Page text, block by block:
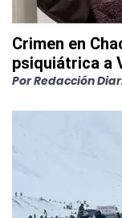
Crimen en
psiquiátrica a
PorRedacción